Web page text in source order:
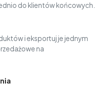
do klientów końcowych.
i eksportuj je jednym
na